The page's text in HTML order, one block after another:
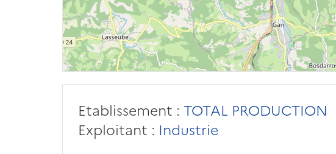
Etablissement : TOTAL PRODUCTION
Exploitant : Industrie